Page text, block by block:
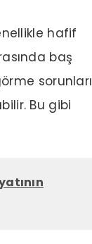
hafif
baş
sorunları
Bu gibi